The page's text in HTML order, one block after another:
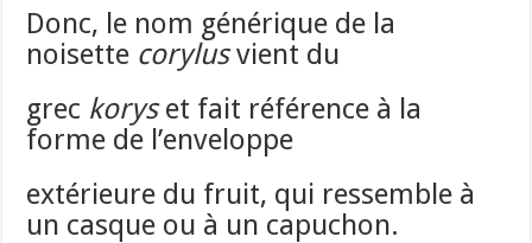
Donc, le nom générique de la
noisette corylusvient du
grec koryset fait référence à la
forme de l’enveloppe
extérieure du fruit, qui ressemble à
un casque ou à un capuchon.